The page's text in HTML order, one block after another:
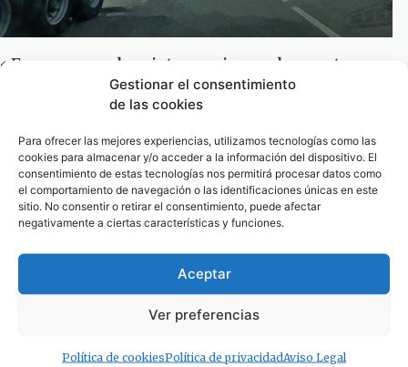
Gestionar el consentimiento
de las cookies
Para ofrecer las mejores experiencias, utilizamos tecnologías como las
cookies para almacenar y/o acceder a la información del dispositivo. El
consentimiento de estas tecnologías nos permitirá procesar datos como
el comportamiento de navegación o las identificaciones únicas en este
sitio. No consentir o retirar el consentimiento, puede afectar
negativamente a ciertas características y funciones.
Aceptar
Ver preferencias
Política de cookiesPolítica de privacidadAviso Legal
«En ese cruce he visto morir mucha gente,
entre una de ellas un ciclista arrollado»